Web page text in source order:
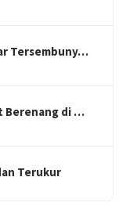
Tersembuny…
Berenang di …
Terukur